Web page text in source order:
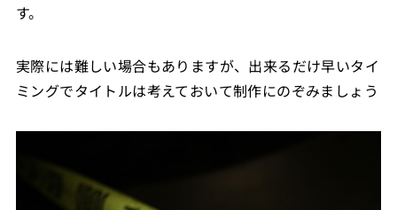
す。
実際には難しい場合もありますが、出来るだけ早いタイ
ミングでタイトルは考えておいて制作にのぞみましょう